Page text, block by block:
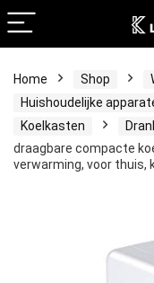
Home Shop
Huishoudelijke
Koelkasten
draagbare compacte
verwarming, voor thuis,